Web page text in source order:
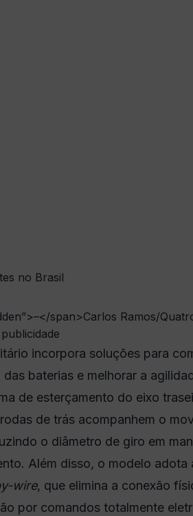
span>Carlos Ramos/
incorpora soluções para
baterias e melhorar a
de esterçamento do eixo
de trás acompanhem o
o diâmetro de giro em
Além disso, o modelo adota
wire, que elimina a conexão
por comandos totalmente